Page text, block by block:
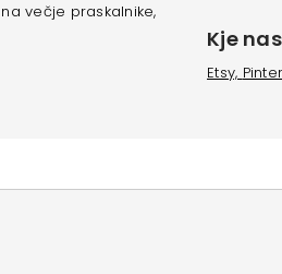
večje praskalnike,
Kje
Etsy,